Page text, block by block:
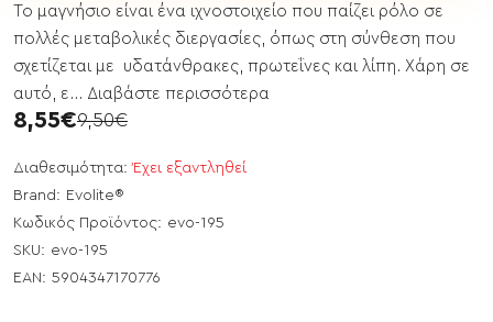
Διαθεσιμότητα: Έχει εξαντληθεί
Brand: Evolite®
Κωδικός Προϊόντος: evo-195
SKU: evo-195
EAN: 5904347170776
8,55€9,50€
Το μαγνήσιο είναι ένα ιχνοστοιχείο που παίζει ρόλο σε
πολλές μεταβολικές διεργασίες, όπως στη σύνθεση που
σχετίζεται με υδατάνθρακες, πρωτεΐνες και λίπη. Χάρη σε
αυτό, ε... Διαβάστε περισσότερα